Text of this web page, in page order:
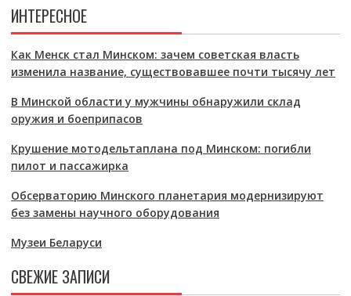
ИНТЕРЕСНОЕ
Как Менск стал Минском: зачем советская власть
изменила название, существовавшее почти тысячу лет
В Минской области у мужчины обнаружили склад
оружия и боеприпасов
Крушение мотодельтаплана под Минском: погибли
пилот и пассажирка
Обсерваторию Минского планетария модернизируют
без замены научного оборудования
Музеи Беларуси
СВЕЖИЕ ЗАПИСИ